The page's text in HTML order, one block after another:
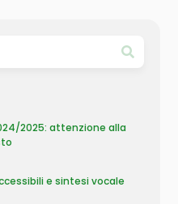
2025: attenzione alla
e sintesi vocale